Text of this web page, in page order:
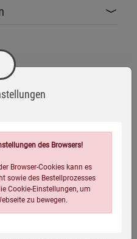
Überzugsmittel:
des Browsers!
Browser-Cookies kann es
sowie des Bestellprozesses
Cookie-Einstellungen, um
zu bewegen.